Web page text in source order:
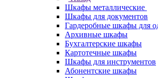
Шкафы металлические
Шкафы для документов
Гардеробные шкафы для
Архивные шкафы
Бухгалтерские шкафы
Картотечные шкафы
Шкафы для инструментов
Абонентские шкафы